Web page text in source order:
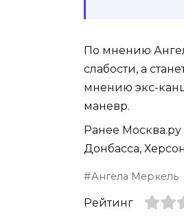
По мнению
слабости, а
мнению экс-
маневр.
Ранее Москва.ру
Донбасса,
Ангела Меркель
Рейтинг